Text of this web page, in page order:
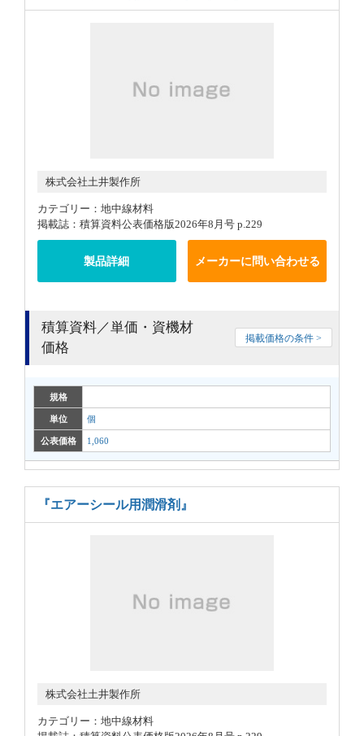
株式会社土井製作所
カテゴリー：地中線材料
掲載誌：積算資料公表価格版2026年8月号 p.229
製品詳細 メーカーに問い合わせる
積算資料／単価・資機材
価格
掲載価格の条件 >
規格
単位 個
公表価格 1,060
『エアーシール用潤滑剤』
株式会社土井製作所
カテゴリー：地中線材料